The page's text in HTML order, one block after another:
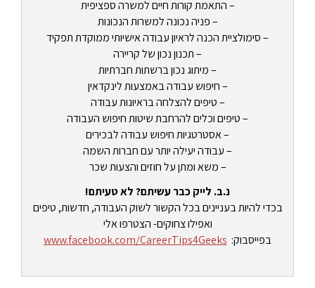
– התאמת קורות חיים למשרה ספציפית
– פניה נכונה למשרות הנכונות
– סימולציית הכנה לראיון עבודה אישיותי ממוקדת תפקיד
– תכנון נכון של קריירה
– מיתוג נכון ברשתות חברתיות
– חיפוש עבודה באמצעות לינקדאין
– טיפים להצלחה בראיונות עבודה
– טיפים וכלים להרחבת שיטות חיפוש העבודה
– אסטרטגיות חיפוש עבודה לבכירים
– עבודה יעילה יותר עם חברות השמה
– משא ומתן על חוזים והצעות שכר
נ.ב. לייק כבר עשיתם? לא טעיתם!
בכדי להיות בעניינים בכל הקשור לשוק העבודה, חדשות, טיפים
ואפילו צחוקים- הצטרפו אלי
בפייסבוק: www.facebook.com/CareerTips4Geeks